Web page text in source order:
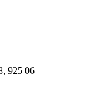
925 06